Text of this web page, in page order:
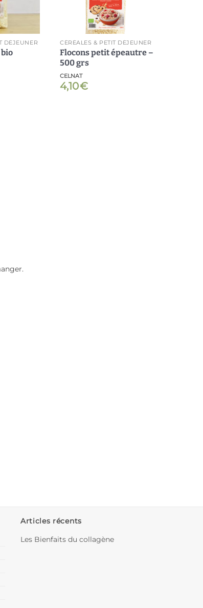
DÉJEUNER
Ajouter
CÉRÉALES & PETIT DÉJEUNER
Flocons petit épeautre –
500 grs
CELNAT
4,10€
Articles récents
Les Bienfaits du collagène